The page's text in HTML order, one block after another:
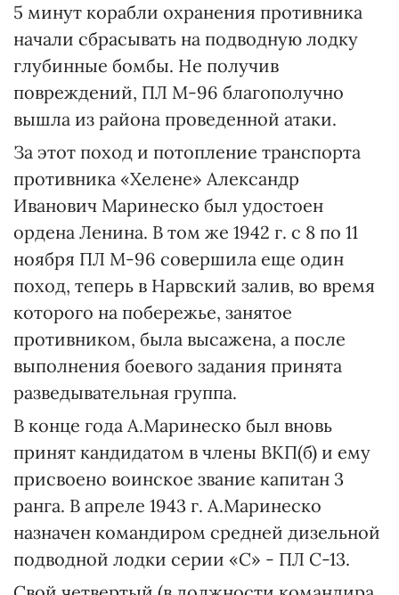
5 минут корабли охранения противника
начали сбрасывать на подводную лодку
глубинные бомбы. Не получив
повреждений, ПЛ М-96 благополучно
вышла из района проведенной атаки.
За этот поход и потопление транспорта
противника «Хелене» Александр
Иванович Маринеско был удостоен
ордена Ленина. В том же 1942 г. с 8 по 11
ноября ПЛ М-96 совершила еще один
поход, теперь в Нарвский залив, во время
которого на побережье, занятое
противником, была высажена, а после
выполнения боевого задания принята
разведывательная группа.
В конце года А.Маринеско был вновь
принят кандидатом в члены ВКП(б) и ему
присвоено воинское звание капитан 3
ранга. В апреле 1943 г. А.Маринеско
назначен командиром средней дизельной
подводной лодки серии «С» - ПЛ С-13.